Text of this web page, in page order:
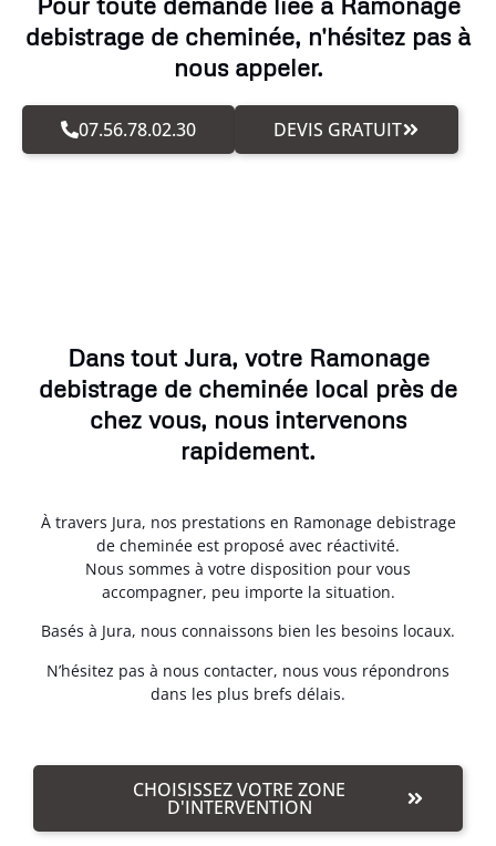
debistrage de cheminée, n'hésitez pas à
nous appeler.
07.56.78.02.30 DEVIS GRATUIT
Dans tout Jura, votre Ramonage
debistrage de cheminée local près de
chez vous, nous intervenons
rapidement.
À travers Jura, nos prestations en Ramonage debistrage
de cheminée est proposé avec réactivité.
Nous sommes à votre disposition pour vous
accompagner, peu importe la situation.
Basés à Jura, nous connaissons bien les besoins locaux.
N’hésitez pas à nous contacter, nous vous répondrons
dans les plus brefs délais.
CHOISISSEZ VOTRE ZONE
D'INTERVENTION